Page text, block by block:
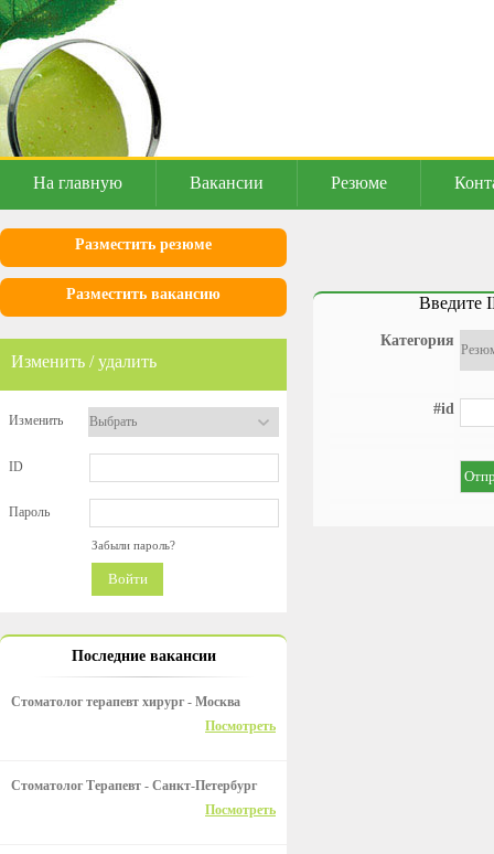
На главную Вакансии Резюме
Разместить резюме
Разместить вакансию
Изменить / удалить
Изменить
ID
Пароль
Забыли пароль?
Войти
Последние вакансии
Стоматолог терапевт хирург - Москва
Посмотреть
Стоматолог Терапевт - Санкт-Петербург
Посмотреть
Введите
Категория
#id